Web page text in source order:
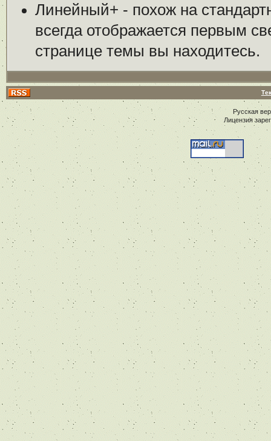
Линейный+ - похож на
всегда отображается первым
странице темы вы находитесь.
Русская
Лицензия